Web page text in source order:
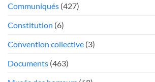
Communiqués (427)
Constitution (6)
Convention collective (3)
Documents (463)